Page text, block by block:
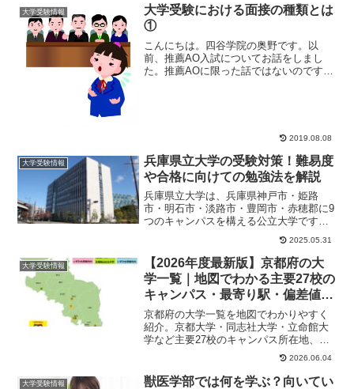
大学受験情報
大学受験における面接の種類とは
①
こんにちは。四谷学院の奥野です。以
前、推薦AO入試についてお話をしまし
た。推薦AOに限った話ではないのです
2019.08.08
大学受験情報
兵庫県立大学の受験対策！難易度
や合格に向けての勉強法を解説
兵庫県立大学は、兵庫県神戸市・姫路
市・明石市・淡路市・豊岡市・赤穂郡に9
つのキャンパスを構える公立大学です。
2004年に神戸商科大学、姫路工業大学、
2025.05.31
大学受験情報
【2026年度最新版】京都府の大
学一覧｜地図でわかる主要27校の
キャンパス・最寄り駅・偏差値ま
とめ
京都府の大学一覧を地図でわかりやすく
紹介。京都大学・同志社大学・立命館大
学など主要27校のキャンパス所在地、最
寄り駅、偏差値、特徴をまとめて確認で
きます。京都で大学選びをする受験生必
見。
2026.06.04
大学受験情報
獣医学部では何を学ぶ？向いてい